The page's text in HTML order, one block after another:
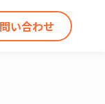
い合わせ